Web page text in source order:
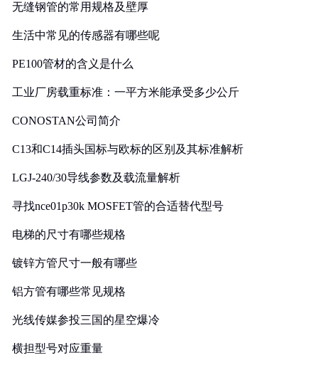
无缝钢管的常用规格及壁厚
生活中常见的传感器有哪些呢
PE100管材的含义是什么
工业厂房载重标准：一平方米能承受多少公斤
CONOSTAN公司简介
C13和C14插头国标与欧标的区别及其标准解析
LGJ-240/30导线参数及载流量解析
寻找nce01p30k MOSFET管的合适替代型号
电梯的尺寸有哪些规格
镀锌方管尺寸一般有哪些
铝方管有哪些常见规格
光线传媒参投三国的星空爆冷
横担型号对应重量